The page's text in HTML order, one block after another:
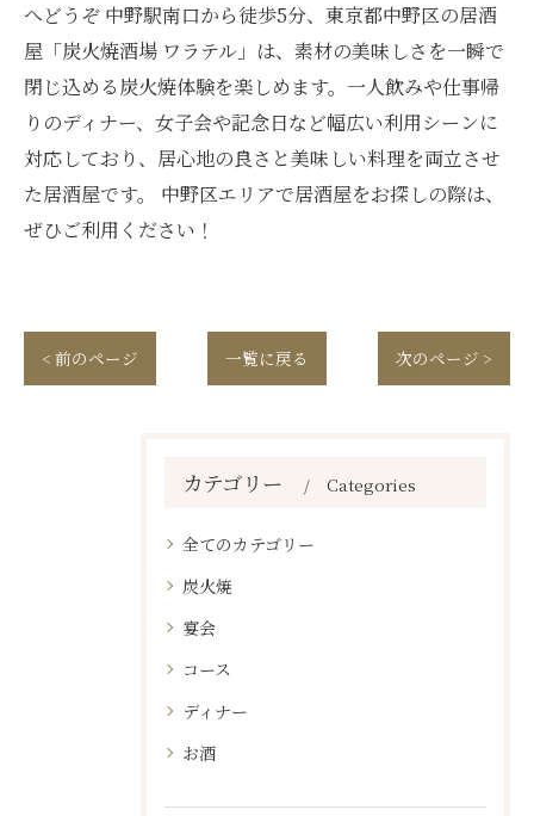
へどうぞ 中野駅南口から徒歩5分、東京都中野区の居酒
屋「炭火焼酒場 ワラテル」は、素材の美味しさを一瞬で
閉じ込める炭火焼体験を楽しめます。一人飲みや仕事帰
りのディナー、女子会や記念日など幅広い利用シーンに
対応しており、居心地の良さと美味しい料理を両立させ
た居酒屋です。 中野区エリアで居酒屋をお探しの際は、
ぜひご利用ください！
< 前のページ 一覧に戻る 次のページ >
カテゴリー Categories
全てのカテゴリー
炭火焼
宴会
コース
ディナー
お酒